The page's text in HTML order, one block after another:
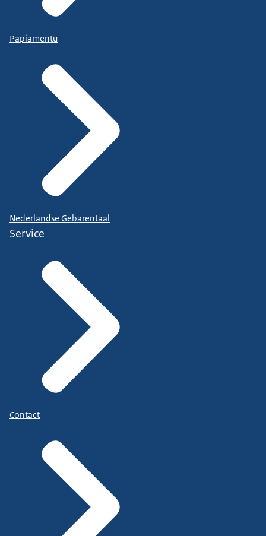
Papiamentu
Nederlandse Gebarentaal
Service
Contact